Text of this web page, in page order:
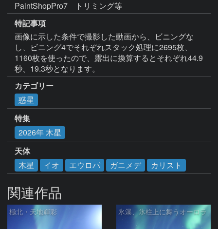
特記事項
画像に示した条件で撮影した動画から、ビニングな
し、ビニング4でそれぞれスタック処理に2695枚、
1160枚を使ったので、露出に換算するとそれぞれ44.9
秒、19.3秒となります。
カテゴリー
惑星
特集
2026年 木星
天体
木星
イオ エウロパ ガニメデ カリスト
関連作品
極北・天地輝彩 氷瀑、氷柱上に舞うオーロラ